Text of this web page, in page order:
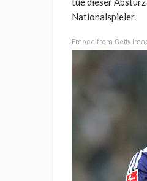
Nationalspieler.
Embed from Getty